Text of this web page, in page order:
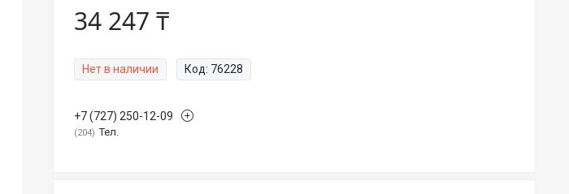
34 247 ₸
Нет в наличии Код: 76228
+7 (727) 250-12-09
204 Тел.